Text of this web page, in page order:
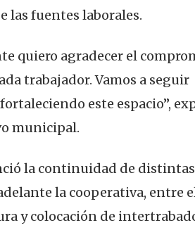
las fuentes laborales.
quiero agradecer el
trabajador. Vamos a seguir
este espacio”,
municipal.
la continuidad de
la cooperativa, entre
y colocación de